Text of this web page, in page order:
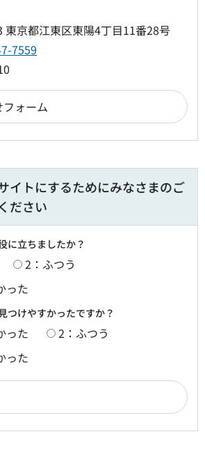
東京都江東区東陽4丁目11番28号
7559
イトにするためにみなさまのご
ださい
に立ちましたか？
2：ふつう
った
つけやすかったですか？
った
2：ふつう
った